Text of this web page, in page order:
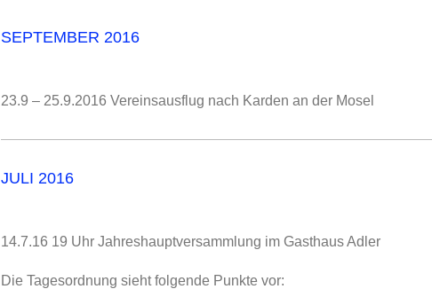
SEPTEMBER 2016
23.9 – 25.9.2016 Vereinsausflug nach Karden an der Mosel
JULI 2016
14.7.16 19 Uhr Jahreshauptversammlung im Gasthaus Adler
Die Tagesordnung sieht folgende Punkte vor: